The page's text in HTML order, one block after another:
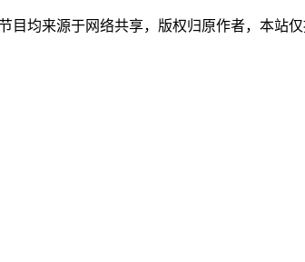
均来源于网络共享，版权归原作者，本站